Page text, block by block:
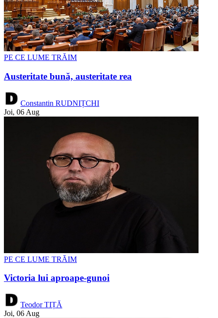
PE CE LUME TRĂIM
Austeritate bună, austeritate rea
Constantin RUDNIȚCHI
Joi, 06 Aug
PE CE LUME TRĂIM
Victoria lui aproape-gunoi
Teodor TIȚĂ
Joi, 06 Aug